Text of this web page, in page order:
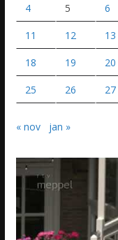
4 5 6
11 12 13
18 19 20
25 26 27
« nov jan »